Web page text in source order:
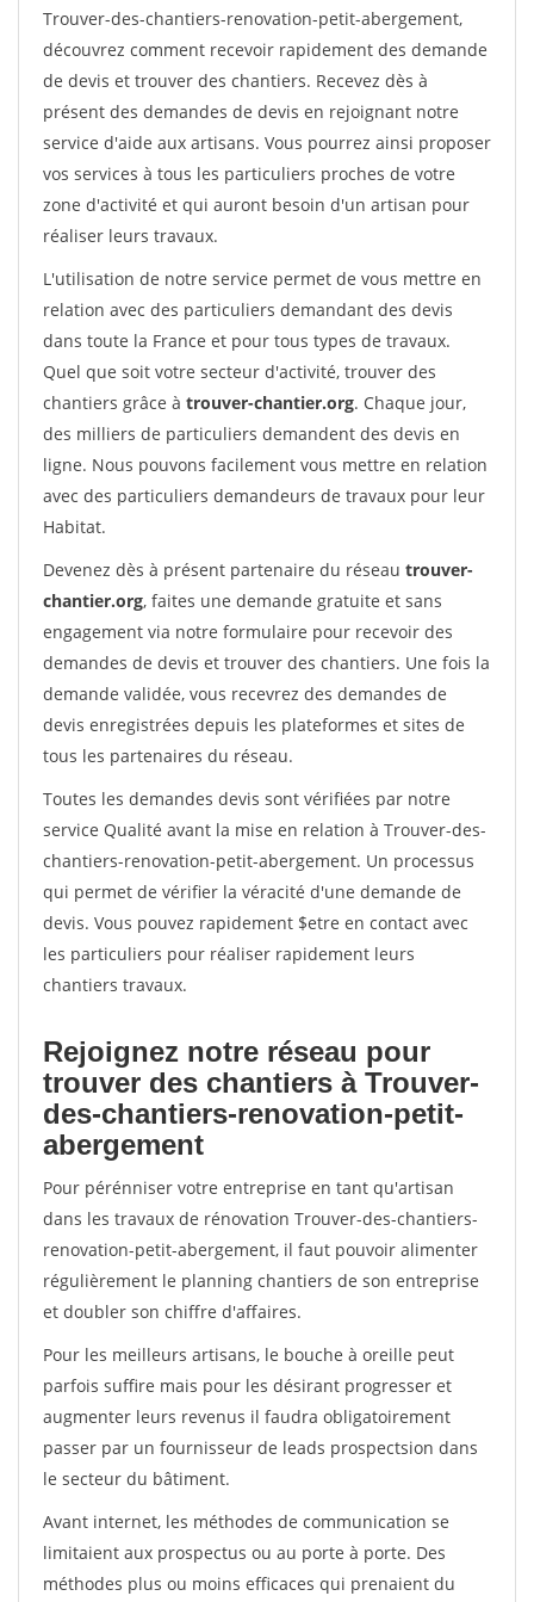
Trouver-des-chantiers-renovation-petit-abergement,
découvrez comment recevoir rapidement des demande
de devis et trouver des chantiers. Recevez dès à
présent des demandes de devis en rejoignant notre
service d'aide aux artisans. Vous pourrez ainsi proposer
vos services à tous les particuliers proches de votre
zone d'activité et qui auront besoin d'un artisan pour
réaliser leurs travaux.
L'utilisation de notre service permet de vous mettre en
relation avec des particuliers demandant des devis
dans toute la France et pour tous types de travaux.
Quel que soit votre secteur d'activité, trouver des
chantiers grâce à trouver-chantier.org. Chaque jour,
des milliers de particuliers demandent des devis en
ligne. Nous pouvons facilement vous mettre en relation
avec des particuliers demandeurs de travaux pour leur
Habitat.
Devenez dès à présent partenaire du réseau trouver-
chantier.org, faites une demande gratuite et sans
engagement via notre formulaire pour recevoir des
demandes de devis et trouver des chantiers. Une fois la
demande validée, vous recevrez des demandes de
devis enregistrées depuis les plateformes et sites de
tous les partenaires du réseau.
Toutes les demandes devis sont vérifiées par notre
service Qualité avant la mise en relation à Trouver-des-
chantiers-renovation-petit-abergement. Un processus
qui permet de vérifier la véracité d'une demande de
devis. Vous pouvez rapidement $etre en contact avec
les particuliers pour réaliser rapidement leurs
chantiers travaux.
Rejoignez notre réseau pour
trouver des chantiers à Trouver-
des-chantiers-renovation-petit-
abergement
Pour pérénniser votre entreprise en tant qu'artisan
dans les travaux de rénovation Trouver-des-chantiers-
renovation-petit-abergement, il faut pouvoir alimenter
régulièrement le planning chantiers de son entreprise
et doubler son chiffre d'affaires.
Pour les meilleurs artisans, le bouche à oreille peut
parfois suffire mais pour les désirant progresser et
augmenter leurs revenus il faudra obligatoirement
passer par un fournisseur de leads prospectsion dans
le secteur du bâtiment.
Avant internet, les méthodes de communication se
limitaient aux prospectus ou au porte à porte. Des
méthodes plus ou moins efficaces qui prenaient du